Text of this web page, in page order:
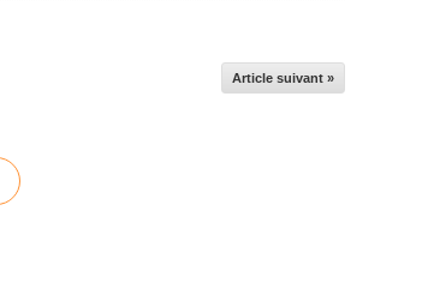
Article suivant »